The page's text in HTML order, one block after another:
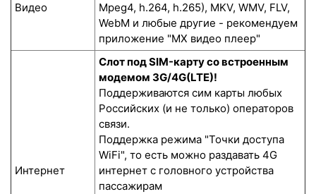
Видео
Mpeg4, h.264, h.265), MKV, WMV, FLV,
WebM и любые другие - рекомендуем
приложение "MX видео плеер"
Интернет
Слот под SIM-карту со встроенным
модемом 3G/4G(LTE)!
Поддерживаются сим карты любых
Российских (и не только) операторов
связи.
Поддержка режима "Точки доступа
WiFi", то есть можно раздавать 4G
интернет с головного устройства
пассажирам